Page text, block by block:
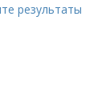
результаты